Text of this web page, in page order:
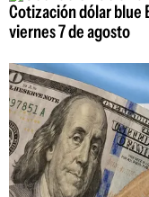
Cotización dólar blue
viernes 7 de agosto